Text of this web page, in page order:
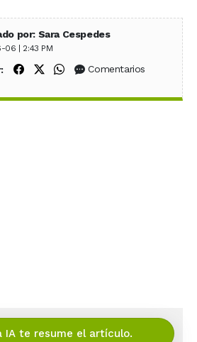
por: Sara Cespedes
06 | 2:43 PM
Compartir en Facebook
Compartir en X (Twitter)
Compartir en WhatsApp
Comentarios
IA te resume el artículo.